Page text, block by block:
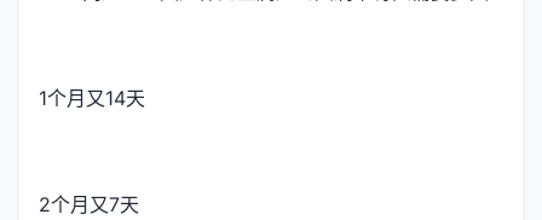
1个月又14天
2个月又7天